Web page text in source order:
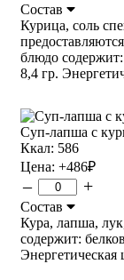
Состав
Курица, соль
блюдо
8,4 гр.
Суп-лапша с
Ккал: 586
Цена: +486₽
– +
Состав
Кура, лапша,
содержит:
Энергетическая